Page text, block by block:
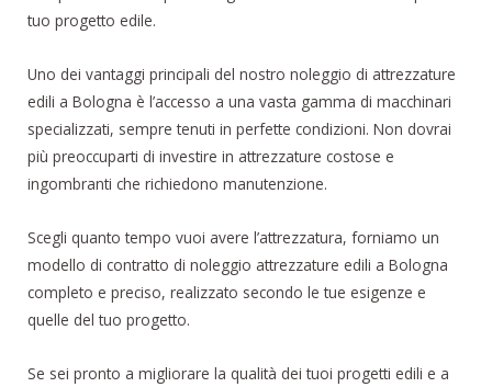
tuo progetto edile.
Uno dei vantaggi principali del nostro noleggio di attrezzature
edili a Bologna è l’accesso a una vasta gamma di macchinari
specializzati, sempre tenuti in perfette condizioni. Non dovrai
più preoccuparti di investire in attrezzature costose e
ingombranti che richiedono manutenzione.
Scegli quanto tempo vuoi avere l’attrezzatura, forniamo un
modello di contratto di noleggio attrezzature edili a Bologna
completo e preciso, realizzato secondo le tue esigenze e
quelle del tuo progetto.
Se sei pronto a migliorare la qualità dei tuoi progetti edili e a